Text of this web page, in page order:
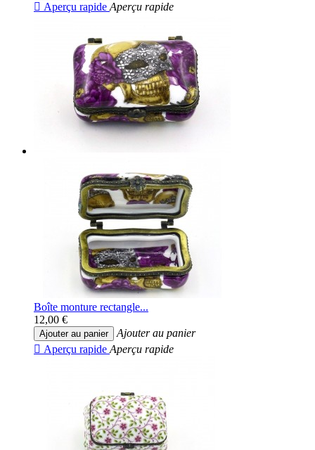
 Aperçu rapide Aperçu rapide
Boîte monture rectangle...
12,00 €
Ajouter au panier
Ajouter au panier
 Aperçu rapide Aperçu rapide